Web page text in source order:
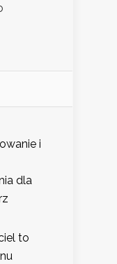
i
dla
to